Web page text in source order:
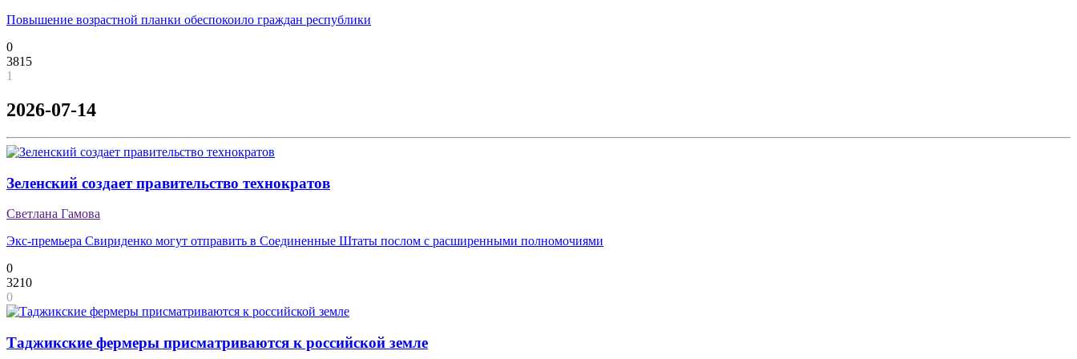
Повышение возрастной планки обеспокоило граждан республики
0
3815
1
2026-07-14
Зеленский создает правительство технократов
Светлана Гамова
Экс-премьера Свириденко могут отправить в Соединенные Штаты послом с расширенными полномочиями
0
3210
0
Таджикские фермеры присматриваются к российской земле